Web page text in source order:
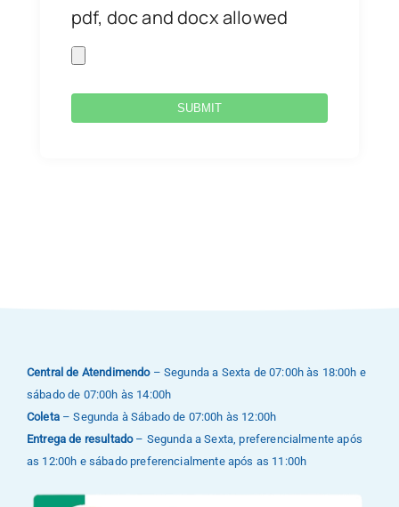
pdf, doc and docx allowed
SUBMIT
Central de Atendimendo– Segunda a Sexta de 07:00h às 18:00h e
sábado de 07:00h às 14:00h
Coleta– Segunda à Sábado de 07:00h às 12:00h
Entrega de resultado– Segunda a Sexta, preferencialmente após
as 12:00h e sábado preferencialmente após as 11:00h